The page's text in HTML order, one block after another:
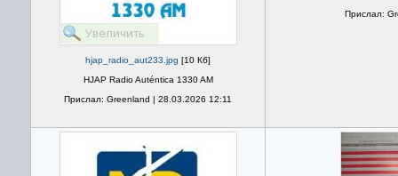
hjap_radio_aut233.jpg [10 Кб]
HJAP Radio Auténtica 1330 AM
Прислал: Greenland | 28.03.2026 12:11
Прислал: